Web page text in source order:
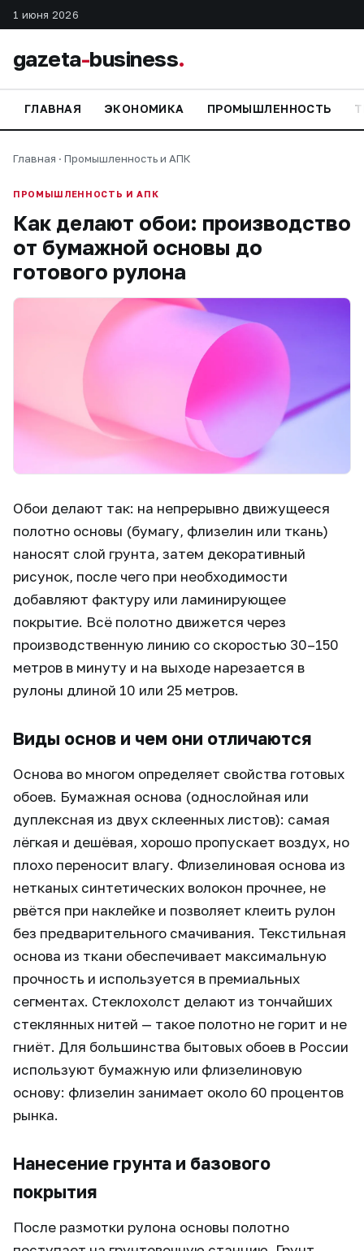
1 июня 2026
gazeta-business.
ГЛАВНАЯ ЭКОНОМИКА ПРОМЫШЛЕННОСТЬ
Главная · Промышленность и АПК
ПРОМЫШЛЕННОСТЬ И АПК
Как делают обои: производство
от бумажной основы до
готового рулона
Обои делают так: на непрерывно движущееся
полотно основы (бумагу, флизелин или ткань)
наносят слой грунта, затем декоративный
рисунок, после чего при необходимости
добавляют фактуру или ламинирующее
покрытие. Всё полотно движется через
производственную линию со скоростью 30–150
метров в минуту и на выходе нарезается в
рулоны длиной 10 или 25 метров.
Виды основ и чем они отличаются
Основа во многом определяет свойства готовых
обоев. Бумажная основа (однослойная или
дуплексная из двух склеенных листов): самая
лёгкая и дешёвая, хорошо пропускает воздух, но
плохо переносит влагу. Флизелиновая основа из
нетканых синтетических волокон прочнее, не
рвётся при наклейке и позволяет клеить рулон
без предварительного смачивания. Текстильная
основа из ткани обеспечивает максимальную
прочность и используется в премиальных
сегментах. Стеклохолст делают из тончайших
стеклянных нитей — такое полотно не горит и не
гниёт. Для большинства бытовых обоев в России
используют бумажную или флизелиновую
основу: флизелин занимает около 60 процентов
рынка.
Нанесение грунта и базового
покрытия
После размотки рулона основы полотно